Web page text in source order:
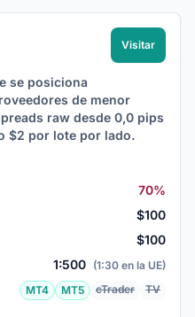
Visitar
se posiciona
de menor
raw desde 0,0 pips
$2 por lote por lado.
70%
$100
$100
1:500 (1:30 en la UE)
MT4 MT5 cTrader TV